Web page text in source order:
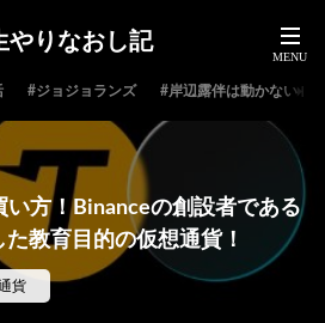
やりなおし記
#ジョジョランズ #岸辺露伴は動かない
方！Binanceの創設者である
教育目的の仮想通貨！
貨